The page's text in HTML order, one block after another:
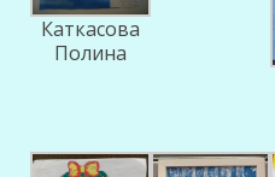
Каткасова
Полина